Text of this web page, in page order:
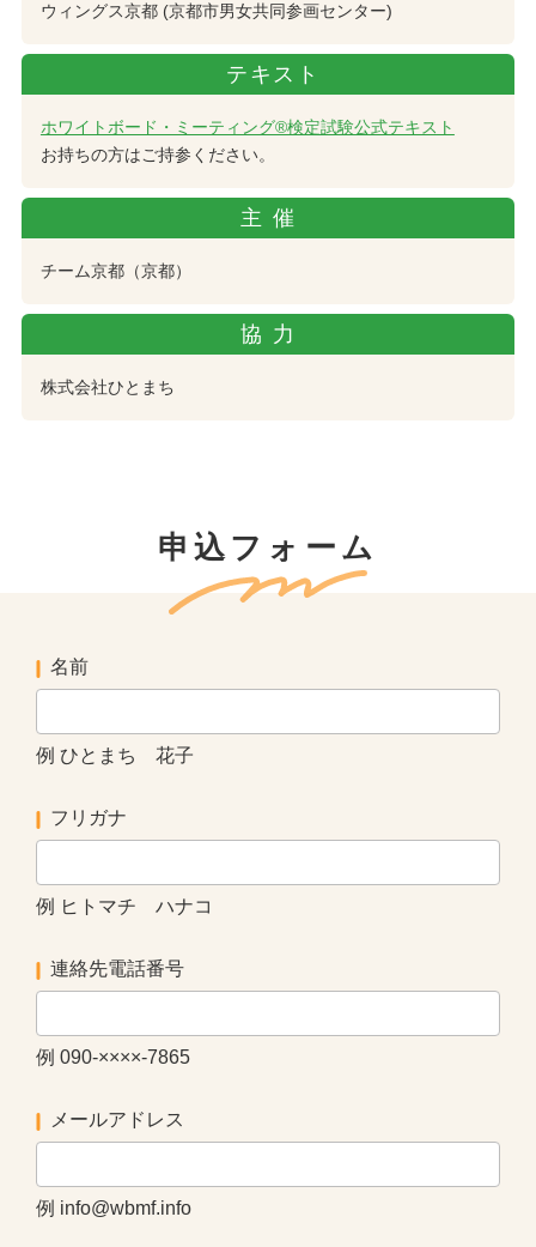
ウィングス京都 (京都市男女共同参画センター)
テキスト
ホワイトボード・ミーティング®検定試験公式テキスト
お持ちの方はご持参ください。
主催
チーム京都（京都）
協力
株式会社ひとまち
申込フォーム
名前
例 ひとまち 花子
フリガナ
例 ヒトマチ ハナコ
連絡先電話番号
例 090-××××-7865
メールアドレス
例 info@wbmf.info